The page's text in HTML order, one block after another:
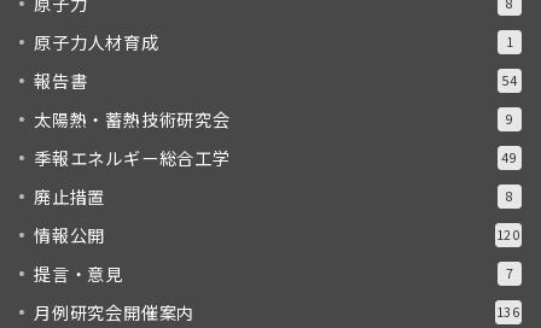
原子力人材育成 1
報告書 54
太陽熱・蓄熱技術研究会 9
季報エネルギー総合工学 49
廃止措置 8
情報公開 120
提言・意見 7
月例研究会開催案内 136